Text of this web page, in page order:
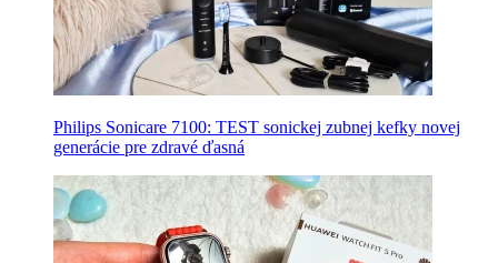
Philips Sonicare 7100: TEST sonickej zubnej kefky novej
generácie pre zdravé ďasná